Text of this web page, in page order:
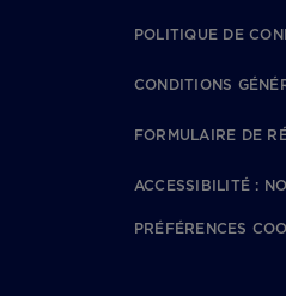
POLITIQUE DE
CONDITIONS
FORMULAIRE DE
ACCESSIBILITÉ :
PRÉFÉRENCES